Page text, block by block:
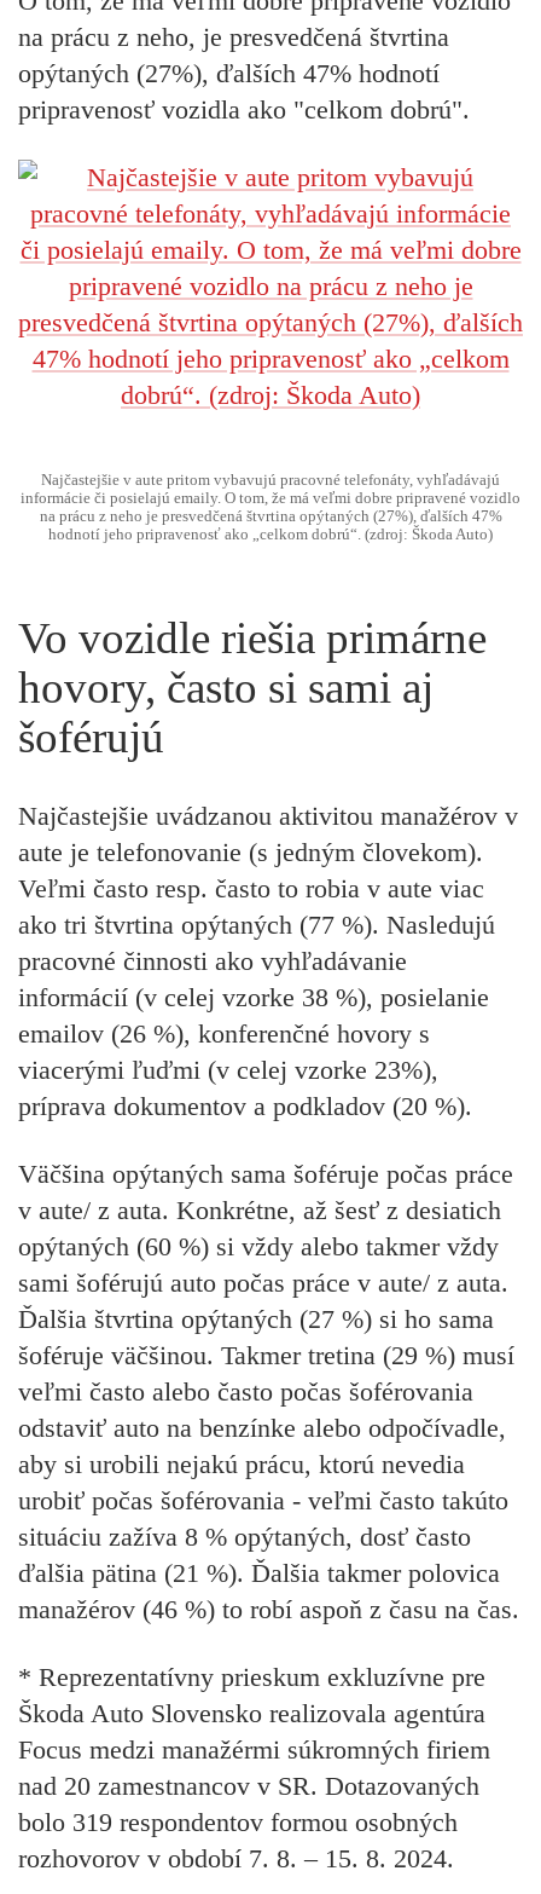
na prácu z neho, je presvedčená štvrtina
opýtaných (27%), ďalších 47% hodnotí
pripravenosť vozidla ako "celkom dobrú".
Najčastejšie v aute pritom vybavujú pracovné telefonáty, vyhľadávajú
informácie či posielajú emaily. O tom, že má veľmi dobre pripravené vozidlo
na prácu z neho je presvedčená štvrtina opýtaných (27%), ďalších 47%
hodnotí jeho pripravenosť ako „celkom dobrú“. (zdroj: Škoda Auto)
Vo vozidle riešia primárne
hovory, často si sami aj
šoférujú
Najčastejšie uvádzanou aktivitou manažérov v
aute je telefonovanie (s jedným človekom).
Veľmi často resp. často to robia v aute viac
ako tri štvrtina opýtaných (77 %). Nasledujú
pracovné činnosti ako vyhľadávanie
informácií (v celej vzorke 38 %), posielanie
emailov (26 %), konferenčné hovory s
viacerými ľuďmi (v celej vzorke 23%),
príprava dokumentov a podkladov (20 %).
Väčšina opýtaných sama šoféruje počas práce
v aute/ z auta. Konkrétne, až šesť z desiatich
opýtaných (60 %) si vždy alebo takmer vždy
sami šoférujú auto počas práce v aute/ z auta.
Ďalšia štvrtina opýtaných (27 %) si ho sama
šoféruje väčšinou. Takmer tretina (29 %) musí
veľmi často alebo často počas šoférovania
odstaviť auto na benzínke alebo odpočívadle,
aby si urobili nejakú prácu, ktorú nevedia
urobiť počas šoférovania - veľmi často takúto
situáciu zažíva 8 % opýtaných, dosť často
ďalšia pätina (21 %). Ďalšia takmer polovica
manažérov (46 %) to robí aspoň z času na čas.
* Reprezentatívny prieskum exkluzívne pre
Škoda Auto Slovensko realizovala agentúra
Focus medzi manažérmi súkromných firiem
nad 20 zamestnancov v SR. Dotazovaných
bolo 319 respondentov formou osobných
rozhovorov v období 7. 8. – 15. 8. 2024.